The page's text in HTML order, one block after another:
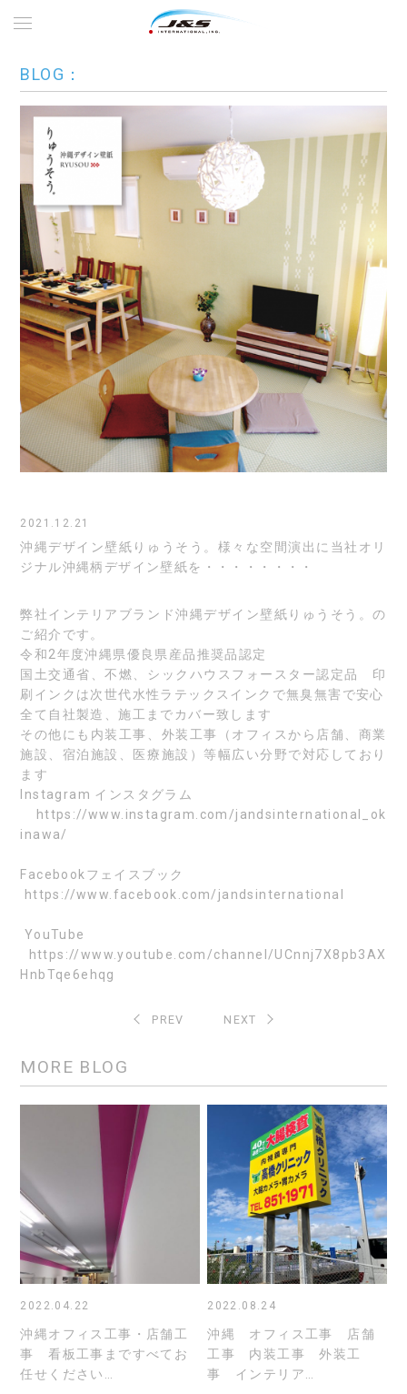
BLOG：
2021.12.21
沖縄デザイン壁紙りゅうそう。様々な空間演出に当社オリ
ジナル沖縄柄デザイン壁紙を・・・・・・・・
弊社インテリアブランド沖縄デザイン壁紙りゅうそう。の
ご紹介です。
令和2年度沖縄県優良県産品推奨品認定
国土交通省、不燃、シックハウスフォースター認定品 印
刷インクは次世代水性ラテックスインクで無臭無害で安心
全て自社製造、施工までカバー致します
その他にも内装工事、外装工事（オフィスから店舗、商業
施設、宿泊施設、医療施設）等幅広い分野で対応しており
ます
Instagram インスタグラム
https://www.instagram.com/jandsinternational_ok
inawa/
Facebookフェイスブック
https://www.facebook.com/jandsinternational
YouTube
https://www.youtube.com/channel/UCnnj7X8pb3AX
HnbTqe6ehqg
PREV NEXT
MORE BLOG
2022.04.22
沖縄オフィス工事・店舗工
事 看板工事まですべてお
任せください…
2022.08.24
沖縄 オフィス工事 店舗
工事 内装工事 外装工
事 インテリア…